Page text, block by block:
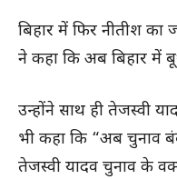
बिहार में फिर नीतीश का
ने कहा कि अब बिहार में
उन्होंने साथ ही तेजस्वी
भी कहा कि “अब चुनाव
तेजस्वी यादव चुनाव के